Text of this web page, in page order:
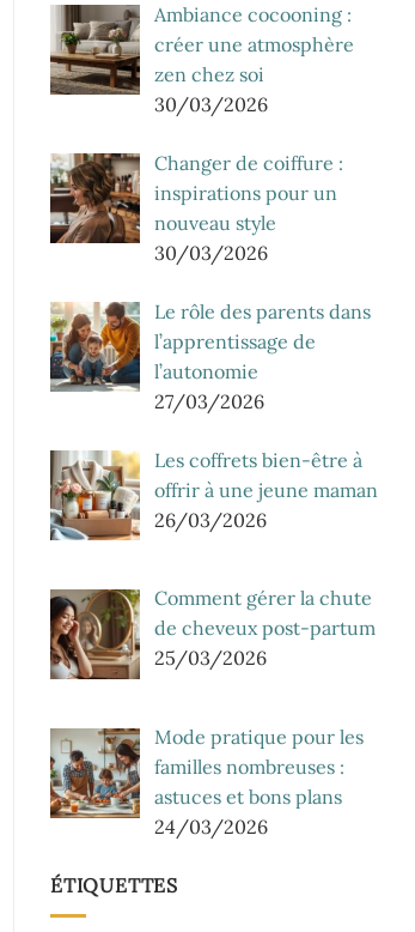
Ambiance cocooning :
créer une atmosphère
zen chez soi
30/03/2026
Changer de coiffure :
inspirations pour un
nouveau style
30/03/2026
Le rôle des parents dans
l’apprentissage de
l’autonomie
27/03/2026
Les coffrets bien-être à
offrir à une jeune maman
26/03/2026
Comment gérer la chute
de cheveux post-partum
25/03/2026
Mode pratique pour les
familles nombreuses :
astuces et bons plans
24/03/2026
ÉTIQUETTES